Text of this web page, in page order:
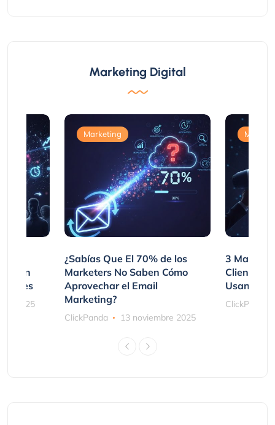
Marketing Digital
2025
Marketing
¿Sabías Que El 70% de los
Marketers No Saben Cómo
Aprovechar el Email
Marketing?
ClickPanda 13 noviembre 2025
3
Clientes
Usando
ClickPanda